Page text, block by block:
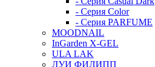
- Серия Color
- Серия PARFUME
MOODNAIL
InGarden X-GEL
ULA LAK
ЛУИ ФИЛИПП